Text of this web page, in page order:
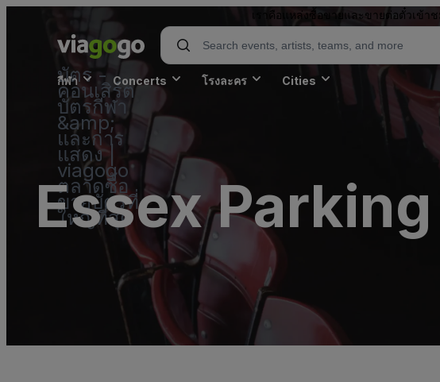
เราคือแหล่งซื้อขายและขายต่อตั๋วเข้
บัตร -
คอนเสิร์ต
บัตรกีฬา
&amp;
และการ
แสดง |
viagogo
ตลาดซื้อ
ขายบัตรที่
ใหญ่ที่สุด
กีฬา Concerts โรงละคร Cities
Essex